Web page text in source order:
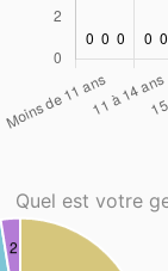
Quel est votre